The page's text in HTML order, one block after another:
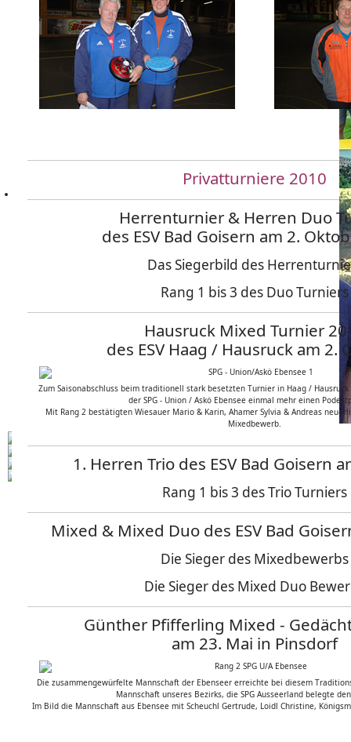
Privatturniere 2010
Herrenturnier & Herren Duo
des ESV Bad Goisern am 2.
Das Siegerbild des
Rang 1 bis 3 des Duo Turniers
Hausruck Mixed Turnier
des ESV Haag / Hausruck am 2.
Zum Saisonabschluss beim traditionell stark besetzten Turnier in Haag /
der SPG - Union / Askö Ebensee einmal mehr einen
Mit Rang 2 bestätigten Wiesauer Mario & Karin, Ahamer Sylvia & Andreas
Mixedbewerb.
1. Herren Trio des ESV Bad Goisern
Rang 1 bis 3 des Trio Turniers
Mixed & Mixed Duo des ESV Bad
Die Sieger des Mixedbewerbs
Die Sieger des Mixed Duo
Günther Pfifferling Mixed -
am 23. Mai in Pinsdorf
Die zusammengewürfelte Mannschaft der Ebenseer erreichte bei diesem
Mannschaft unseres Bezirks, die SPG Ausseerland belegte
Im Bild die Mannschaft aus Ebensee mit Scheuchl Gertrude, Loidl Christine,